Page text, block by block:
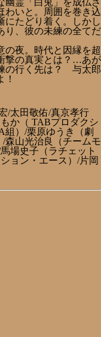
幽霊「白兎」を成仏さ
わいと。周囲を巻き込
にたどり着く。しかし
り、彼の未練の全てだ
の夜。時代と因縁を超
撃の真実とは？…あが
の行く先は？ 与太郎
/太田敬佑/真京孝行
か（ TABプロダクシ
）/栗原ゆうき（劇
森山光治良（チームモ
場史子（ラチェット
ョン・エース）/片岡